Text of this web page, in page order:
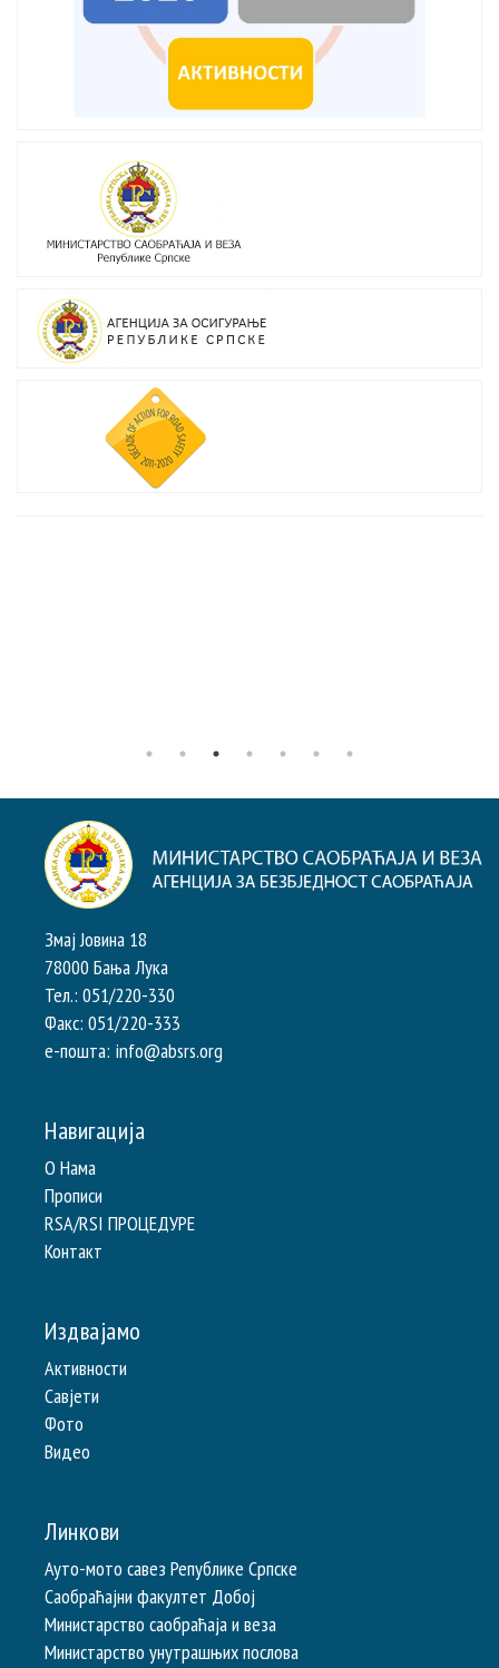
Змај Јовина 18
78000 Бања Лука
Тел.: 051/220-330
Факс: 051/220-333
e-пошта: info@absrs.org
Навигација
О Нама
Прописи
RSA/RSI ПРОЦЕДУРЕ
Контакт
Издвајамо
Активности
Савјети
Фото
Видео
Линкови
Ауто-мото савез Републике Српске
Саобраћајни факултет Добој
Министарство саобраћаја и веза
Министарство унутрашњих послова